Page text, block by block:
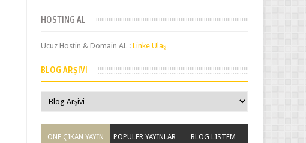
HOSTING AL
Ucuz Hostin & Domain AL :Linke Ulaş
BLOG ARŞIVI
ÖNE ÇIKAN YAYIN POPÜLER YAYINLAR BLOG LISTEM